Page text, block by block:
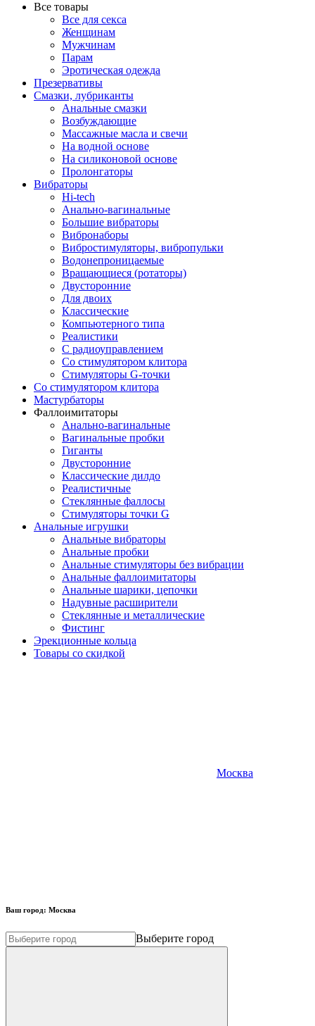
Все товары
Все для секса
Женщинам
Мужчинам
Парам
Эротическая одежда
Презервативы
Смазки, лубриканты
Анальные смазки
Возбуждающие
Массажные масла и свечи
На водной основе
На силиконовой основе
Пролонгаторы
Вибраторы
Hi-tech
Анально-вагинальные
Большие вибраторы
Вибронаборы
Вибростимуляторы, вибропульки
Водонепроницаемые
Вращающиеся (ротаторы)
Двусторонние
Для двоих
Классические
Компьютерного типа
Реалистики
С радиоуправлением
Со стимулятором клитора
Стимуляторы G-точки
Со стимулятором клитора
Мастурбаторы
Фаллоимитаторы
Анально-вагинальные
Вагинальные пробки
Гиганты
Двусторонние
Классические дилдо
Реалистичные
Стеклянные фаллосы
Стимуляторы точки G
Анальные игрушки
Анальные вибраторы
Анальные пробки
Анальные стимуляторы без вибрации
Анальные фаллоимитаторы
Анальные шарики, цепочки
Надувные расширители
Стеклянные и металлические
Фистинг
Эрекционные кольца
Товары со скидкой
Москва
Ваш город: Москва
Выберите город